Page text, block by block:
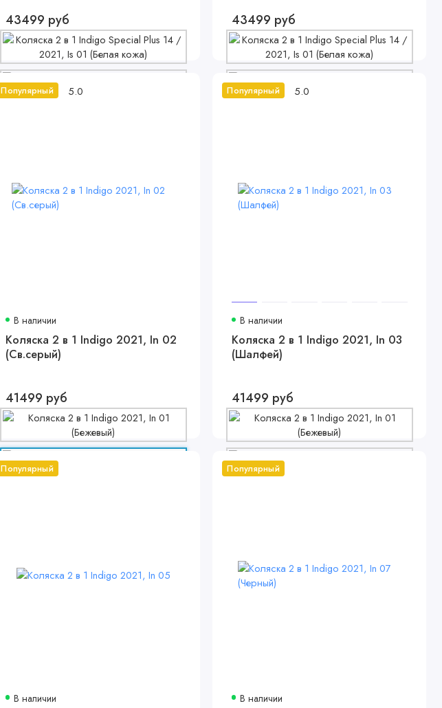
43499 руб 43499 руб
Популярный 5.0
В наличии
Коляска 2 в 1 Indigo 2021, In 02
(Св.серый)
41499 руб
Популярный 5.0
В наличии
Коляска 2 в 1 Indigo 2021, In 03
(Шалфей)
41499 руб
Популярный
В наличии
Популярный
В наличии